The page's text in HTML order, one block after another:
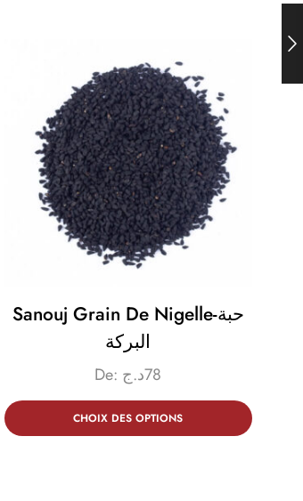
Sanouj Grain De Nigelle-حبة
البركة
De: 78د.ج
CHOIX DES OPTIONS